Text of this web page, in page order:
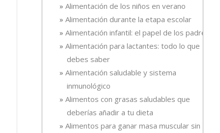
Alimentación de los niños en verano
Alimentación durante la etapa escolar
Alimentación infantil: el papel de los padres
Alimentación para lactantes: todo lo que
debes saber
Alimentación saludable y sistema
inmunológico
Alimentos con grasas saludables que
deberías añadir a tu dieta
Alimentos para ganar masa muscular sin